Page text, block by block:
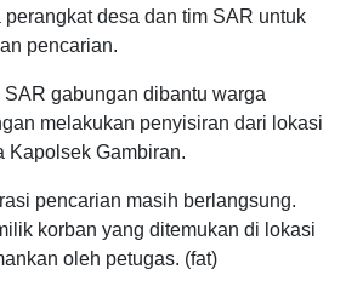
perangkat desa dan tim SAR untuk
pencarian.
gabungan dibantu warga
melakukan penyisiran dari lokasi
Kapolsek Gambiran.
pencarian masih berlangsung.
korban yang ditemukan di lokasi
oleh petugas. (fat)